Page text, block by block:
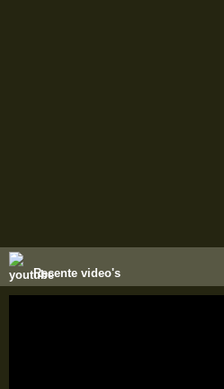
Recente video's